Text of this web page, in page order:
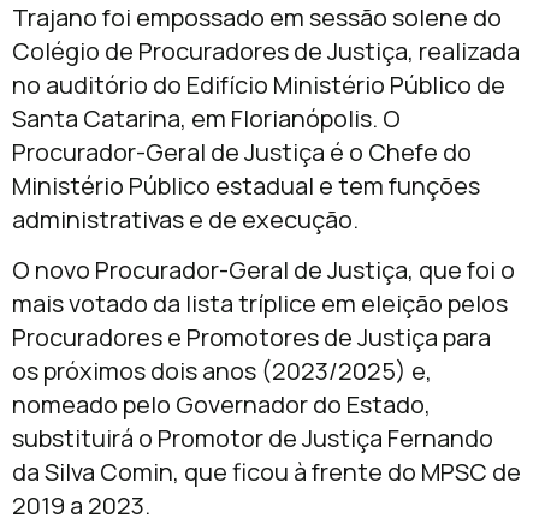
Trajano foi empossado em sessão solene do
Colégio de Procuradores de Justiça, realizada
no auditório do Edifício Ministério Público de
Santa Catarina, em Florianópolis. O
Procurador-Geral de Justiça é o Chefe do
Ministério Público estadual e tem funções
administrativas e de execução.
O novo Procurador-Geral de Justiça, que foi o
mais votado da lista tríplice em eleição pelos
Procuradores e Promotores de Justiça para
os próximos dois anos (2023/2025) e,
nomeado pelo Governador do Estado,
substituirá o Promotor de Justiça Fernando
da Silva Comin, que ficou à frente do MPSC de
2019 a 2023.